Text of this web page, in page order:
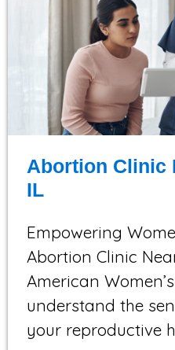
Abortion Clinic
IL
Empowering
Abortion Clinic
American
understand the
your reproductive